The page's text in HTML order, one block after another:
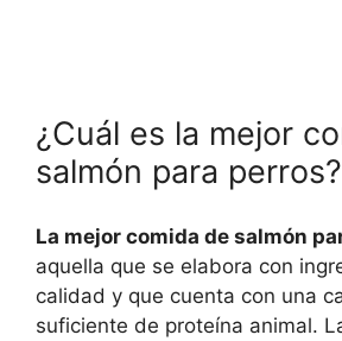
¿Cuál es la mejor
salmón para perros?
La mejor comida de salmón
aquella que se elabora con
calidad y que cuenta con una
suficiente de proteína animal.